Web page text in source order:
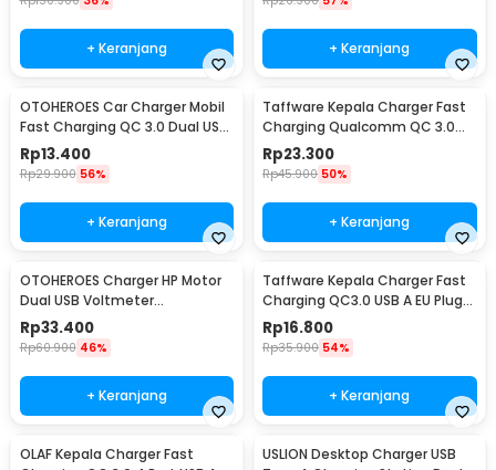
+ Keranjang + Keranjang
OTOHEROES Car Charger Mobil
Fast Charging QC 3.0 Dual USB
3.1A 30W - DC-681
Rp13.400
Rp29.900 56%
+ Keranjang
Taffware Kepala Charger Fast
Charging Qualcomm QC 3.0
USB 3 Port USB - AR-QC-03
Rp23.300
Rp45.900 50%
+ Keranjang
OTOHEROES Charger HP Motor
Dual USB Voltmeter
Waterproof 4.2A - Y451
Rp33.400
Rp60.900 46%
+ Keranjang
Taffware Kepala Charger Fast
Charging QC3.0 USB A EU Plug
3A 18W - TE-007
Rp16.800
Rp35.900 54%
+ Keranjang
OLAF Kepala Charger Fast
USLION Desktop Charger USB